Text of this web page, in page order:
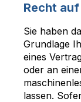
Recht
Sie haben
Grundlage
eines
oder an
lassen.